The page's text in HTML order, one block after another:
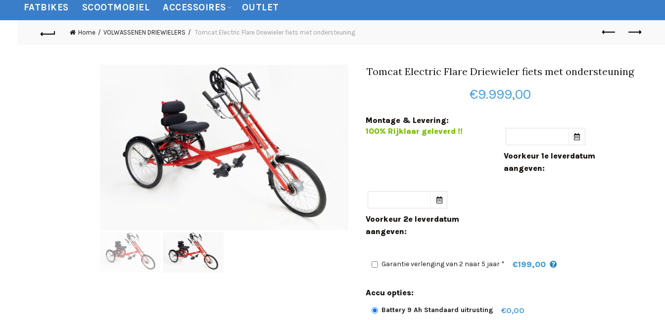
FATBIKES SCOOTMOBIEL ACCESSOIRES OUTLET
Home VOLWASSENEN DRIEWIELERS Tomcat Electric Flare Driewieler fiets met ondersteuning
Tomcat Electric Flare Driewieler fiets met ondersteuning
€9.999,00
Montage & Levering:
100% Rijklaar geleverd !!
Voorkeur 1e leverdatum
aangeven:
Voorkeur 2e leverdatum
aangeven:
Garantie verlenging van 2 naar 5 jaar * €199,00
Accu opties:
Battery 9 Ah Standaard uitrusting €0,00